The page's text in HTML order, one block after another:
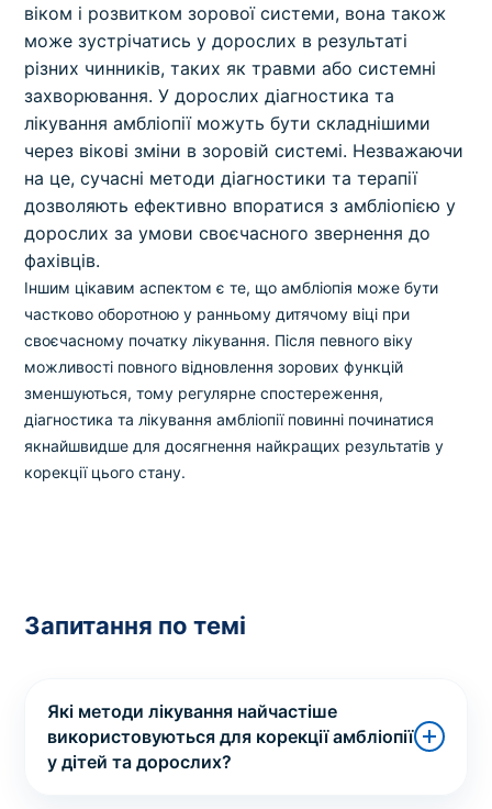
віком і розвитком зорової системи, вона також
може зустрічатись у дорослих в результаті
різних чинників, таких як травми або системні
захворювання. У дорослих діагностика та
лікування амбліопії можуть бути складнішими
через вікові зміни в зоровій системі. Незважаючи
на це, сучасні методи діагностики та терапії
дозволяють ефективно впоратися з амбліопією у
дорослих за умови своєчасного звернення до
фахівців.
Іншим цікавим аспектом є те, що амбліопія може бути
частково оборотною у ранньому дитячому віці при
своєчасному початку лікування. Після певного віку
можливості повного відновлення зорових функцій
зменшуються, тому регулярне спостереження,
діагностика та лікування амбліопії повинні починатися
якнайшвидше для досягнення найкращих результатів у
корекції цього стану.
Запитання по темі
Які методи лікування найчастіше
використовуються для корекції амбліопії
у дітей та дорослих?